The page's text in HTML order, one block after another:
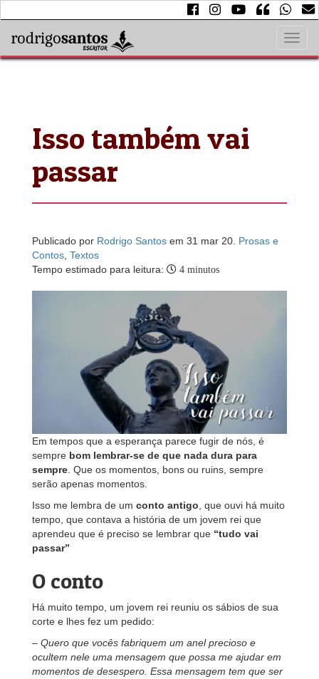
Isso também vai
passar
Publicado por Rodrigo Santos em 31 mar 20. Prosas e
Contos Textos
Tempo estimado para leitura:
4 minutos
Em tempos que a esperança parece fugir de nós, é
sempre bom lembrar-se de que nada dura para
sempre . Que os momentos, bons ou ruins, sempre
serão apenas momentos.
Isso me lembra de um conto antigo , que ouvi há muito
tempo, que contava a história de um jovem rei que
aprendeu que é preciso se lembrar que “tudo vai
passar”
O conto
Há muito tempo, um jovem rei reuniu os sábios de sua
corte e lhes fez um pedido:
– Quero que vocês fabriquem um anel precioso e
ocultem nele uma mensagem que possa me ajudar em
momentos de desespero. Essa mensagem tem que ser